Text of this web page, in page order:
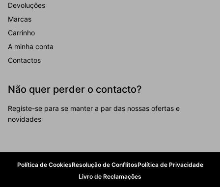
Devoluções
Marcas
Carrinho
A minha conta
Contactos
Não quer perder o contacto?
Registe-se para se manter a par das nossas ofertas e
novidades
Política de CookiesResolução de ConflitosPolítica de Privacidade
Livro de Reclamações